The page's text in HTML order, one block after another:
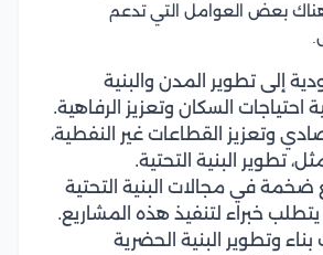
هناك بعض العوامل التي تدعم
إلى تطوير المدن والبنية
احتياجات السكان وتعزيز الرفاهية.
وتعزيز القطاعات غير النفطية،
تطوير البنية التحتية.
ضخمة في مجالات البنية التحتية
يتطلب خبراء لتنفيذ هذه المشاريع.
وتطوير البنية الحضرية